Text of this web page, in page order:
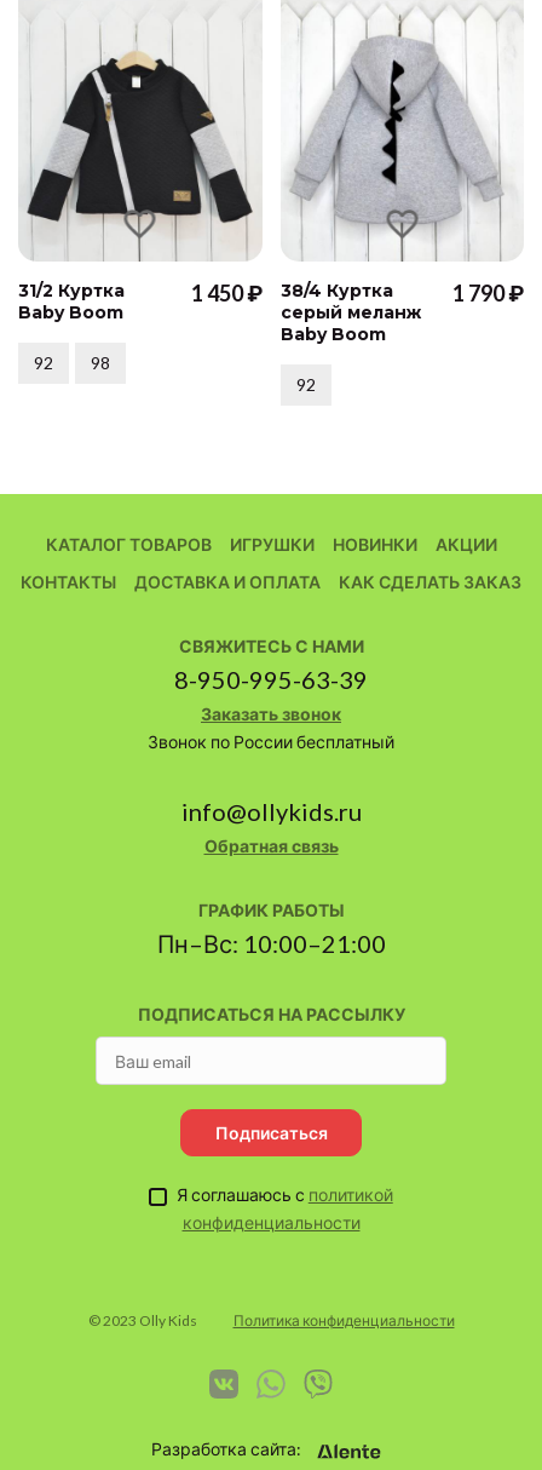
31/2 Куртка
Baby Boom
1 450 ₽
92 98
38/4 Куртка
серый меланж
Baby Boom
1 790 ₽
92
КАТАЛОГ ТОВАРОВ ИГРУШКИ НОВИНКИ
АКЦИИ
КОНТАКТЫ
ДОСТАВКА И ОПЛАТА КАК СДЕЛАТЬ ЗАКАЗ
ПОДПИСАТЬСЯ НА РАССЫЛКУ
Подписаться
Я соглашаюсь с политикой
конфиденциальности
СВЯЖИТЕСЬ С НАМИ
8-950-995-63-39
Заказать звонок
Звонок по России бесплатный
info@ollykids.ru
Обратная связь
ГРАФИК РАБОТЫ
Пн–Вс: 10:00–21:00
© 2023 Olly Kids Политика конфиденциальности
Разработка сайта: